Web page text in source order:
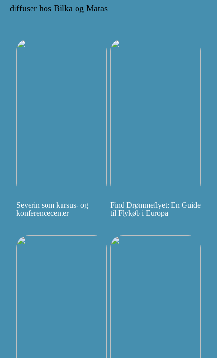
diffuser hos Bilka og Matas
Severin som kursus- og
konferencecenter
Find Drømmeflyet: En Guide
til Flykøb i Europa